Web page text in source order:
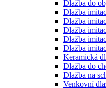
Dlažba do
Dlažba
Dlažba
Dlažba
Dlažba
Dlažba
Keramická
Dlažba do
Dlažba na
Venkovní